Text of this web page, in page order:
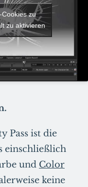
Cookies zu
zu aktivieren
Pass ist die
einschließlich
und Color
keine